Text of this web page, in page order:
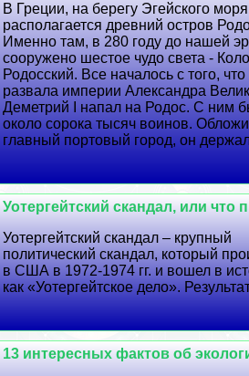
В Греции, на берегу Эгeйского
располагается древний остров
Именно там, в 280 году до нашей
сооружено шестое чудо света -
Родосский. Все началось с того,
развала империи Александра
Деметрий I напал на Родос. С ним
около сорока тысяч воинов.
главный портовый город, он
Уотергeйтский скандал, или
Уотергeйтский скандал – крупный
политический скандал, который
в США в 1972-1974 гг. и вошел в
как «Уотергeйтское дело».
13 интересных фактов об